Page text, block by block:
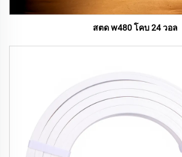
สตด w480 โคบ 24 วอล